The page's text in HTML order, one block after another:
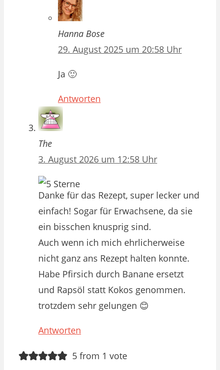
Hanna Bose
29. August 2025 um 20:58 Uhr
Ja 🙂
Antworten
The
3. August 2026 um 12:58 Uhr
Danke für das Rezept, super lecker und
einfach! Sogar für Erwachsene, da sie
ein bisschen knusprig sind.
Auch wenn ich mich ehrlicherweise
nicht ganz ans Rezept halten konnte.
Habe Pfirsich durch Banane ersetzt
und Rapsöl statt Kokos genommen.
trotzdem sehr gelungen 😊
Antworten
5 from 1 vote